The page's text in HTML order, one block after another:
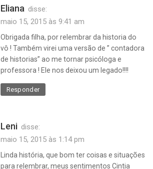
Eliana disse:
maio 15, 2015 às 9:41 am
Obrigada filha, por relembrar da historia do
vô ! Também virei uma versão de ” contadora
de historias” ao me tornar psicóloga e
professora ! Ele nos deixou um legado!!!!
Responder
Leni disse:
maio 15, 2015 às 1:14 pm
Linda história, que bom ter coisas e situações
para relembrar, meus sentimentos Cintia